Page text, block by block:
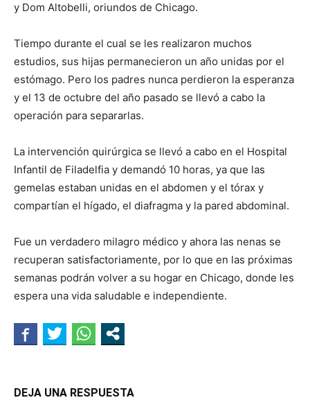
y Dom Altobelli, oriundos de Chicago.
Tiempo durante el cual se les realizaron muchos
estudios, sus hijas permanecieron un año unidas por el
estómago. Pero los padres nunca perdieron la esperanza
y el 13 de octubre del año pasado se llevó a cabo la
operación para separarlas.
La intervención quirúrgica se llevó a cabo en el Hospital
Infantil de Filadelfia y demandó 10 horas, ya que las
gemelas estaban unidas en el abdomen y el tórax y
compartían el hígado, el diafragma y la pared abdominal.
Fue un verdadero milagro médico y ahora las nenas se
recuperan satisfactoriamente, por lo que en las próximas
semanas podrán volver a su hogar en Chicago, donde les
espera una vida saludable e independiente.
DEJA UNA RESPUESTA